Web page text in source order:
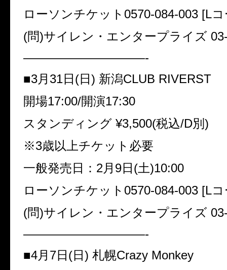
ローソンチケット0570-084-003 [L
(問)サイレン・エンタープライズ
——————————-
■3月31日(日) 新潟CLUB RIVERST
開場17:00/開演17:30
スタンディング ¥3,500(税込/D別)
※3歳以上チケット必要
一般発売日：2月9日(土)10:00
ローソンチケット0570-084-003 [L
(問)サイレン・エンタープライズ
——————————-
■4月7日(日) 札幌Crazy Monkey